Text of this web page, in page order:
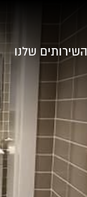
השירותים שלנו